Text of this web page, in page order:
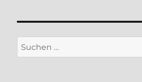
Suchen
nach: